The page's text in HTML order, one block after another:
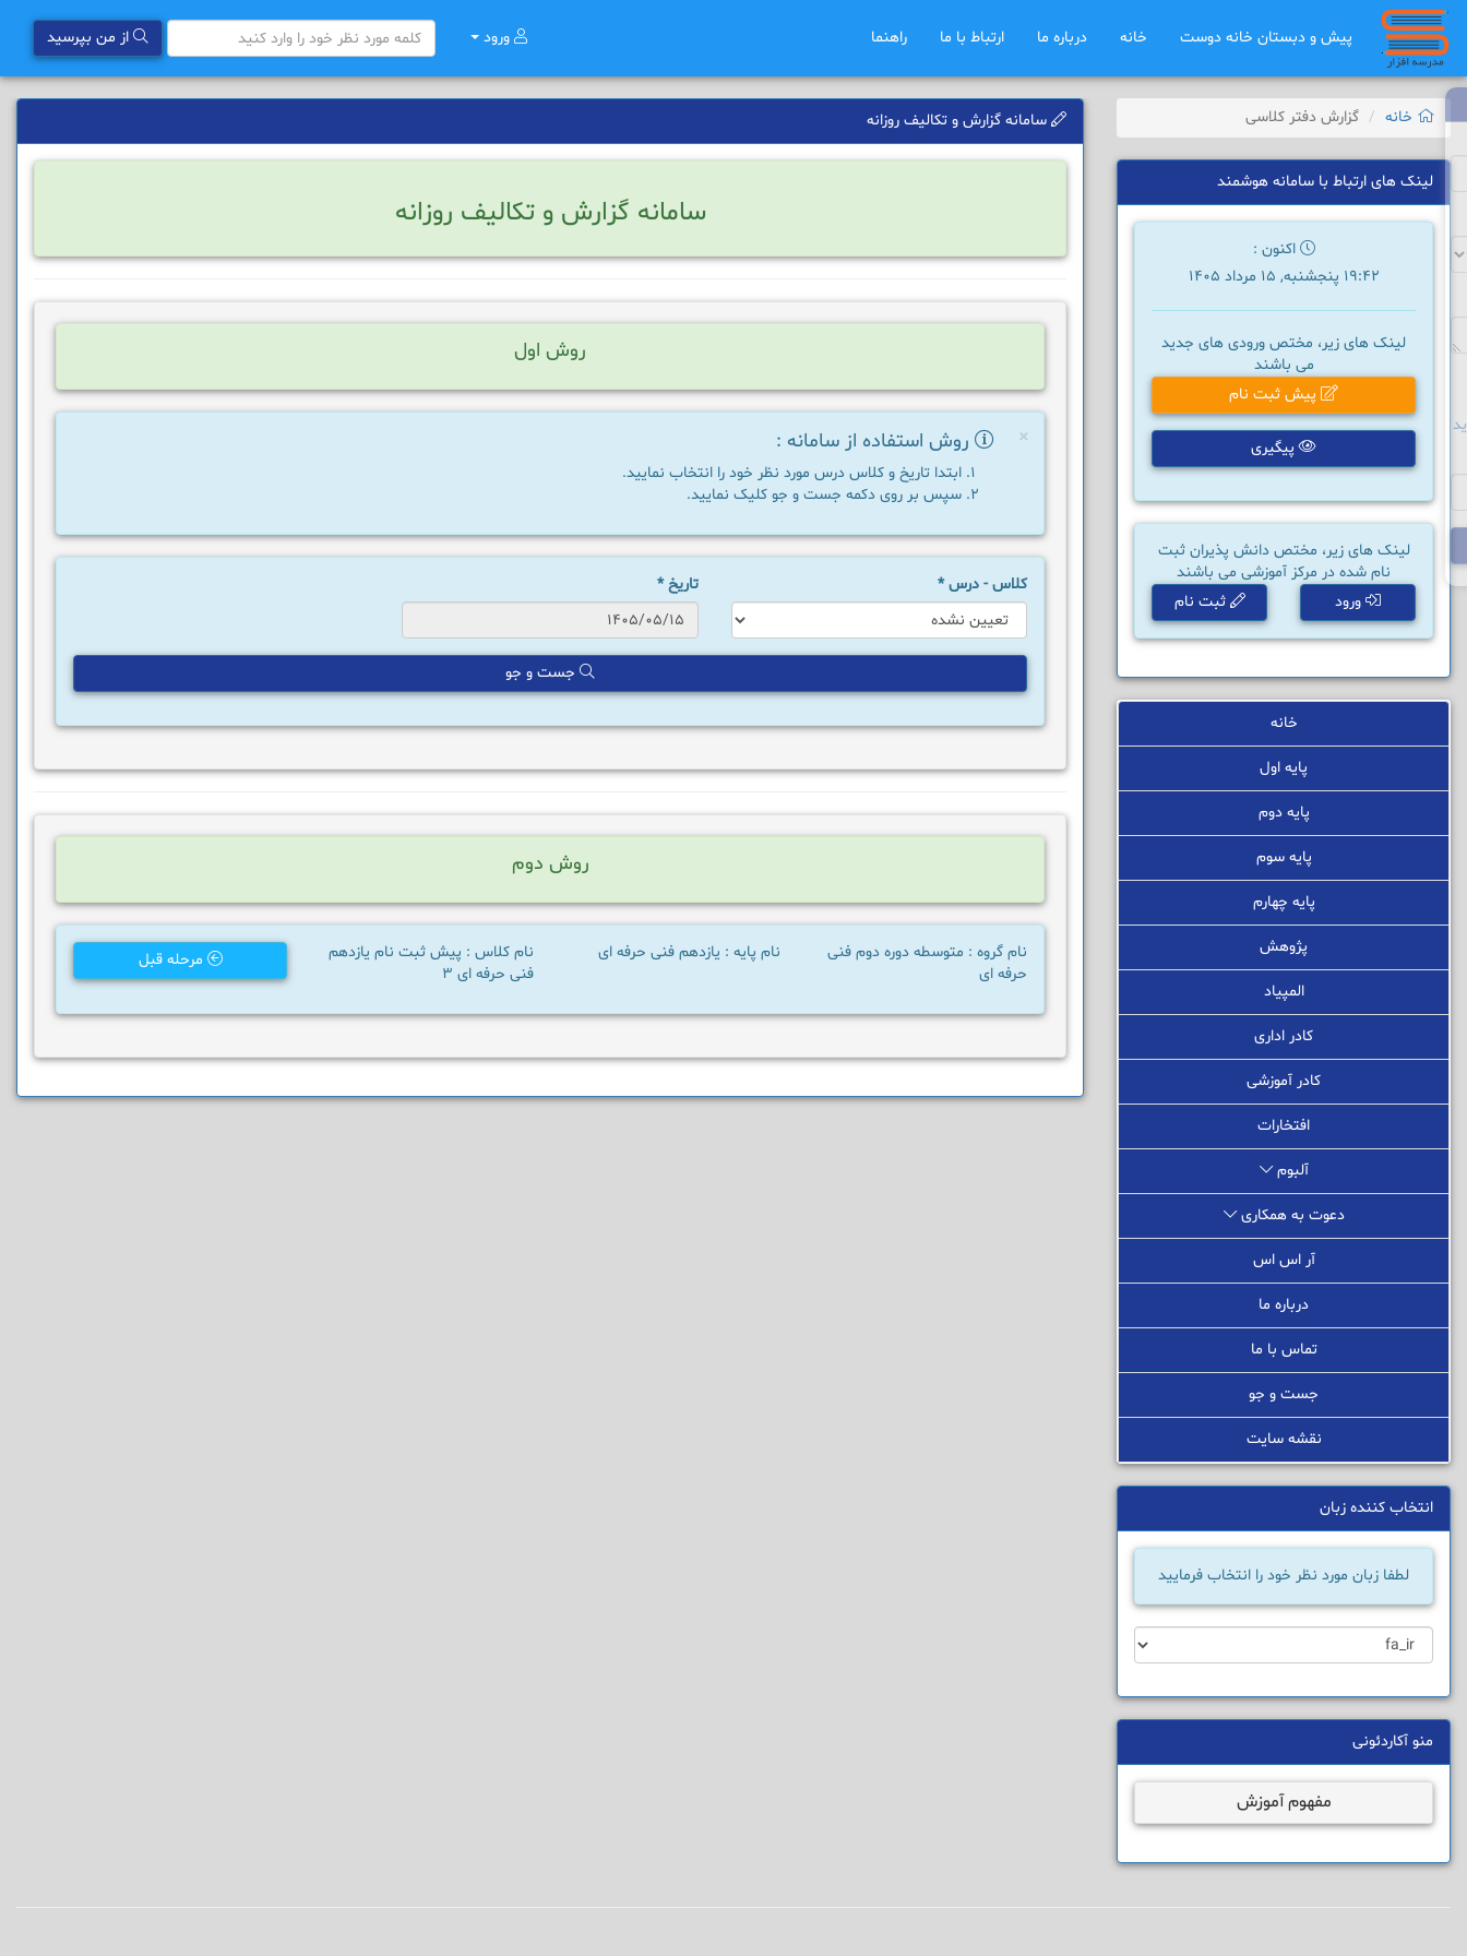
پیش و دبستان خانه دوست خانه درباره ما ارتباط با ما راهنما از من بپرسید ورود
سامانه گزارش و تکالیف روزانه
سامانه گزارش و تکالیف روزانه
روش اول
× روش استفاده از سامانه :
ابتدا تاریخ و کلاس درس مورد نظر خود را انتخاب نمایید.
سپس بر روی دکمه جست و جو کلیک نمایید.
کلاس - درس* تاریخ*
جست و جو
روش دوم
نام گروه : متوسطه دوره دوم فنی
حرفه ای
نام پایه : یازدهم فنی حرفه ای
نام کلاس : پیش ثبت نام یازدهم
فنی حرفه ای 3
مرحله قبل
خانه گزارش دفتر کلاسی
لینک های ارتباط با سامانه هوشمند
اکنون :
19:42 پنجشنبه, 15 مرداد 1405
لینک های زیر، مختص ورودی های جدید
می باشند
پیش ثبت نام
پیگیری
لینک های زیر، مختص دانش پذیران ثبت
نام شده در مرکز آموزشی می باشند
ورود
ثبت نام
خانه
پایه اول
پایه دوم
پایه سوم
پایه چهارم
پژوهش
المپیاد
کادر اداری
کادر آموزشی
افتخارات
آلبوم
دعوت به همکاری
آر اس اس
درباره ما
تماس با ما
جست و جو
نقشه سایت
انتخاب کننده زبان
لطفا زبان مورد نظر خود را انتخاب فرمایید
منو آکاردئونی
مفهوم آموزش